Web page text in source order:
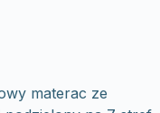
materac ze